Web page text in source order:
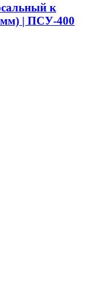
к
мм) | ПСУ-400